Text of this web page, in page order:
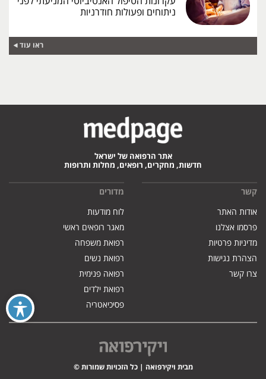
ניתוחים ופעולות חודרניות
ראו עוד
אתר הרפואה של ישראל
חדשות, מחקרים, רופאים, מחלות ותרופות
קשר
אודות האתר
פרסמו אצלנו
מדיניות פרטיות
הצהרת נגישות
צרו קשר
מדורים
לוח מודעות
מאגר רופאים ראשי
רפואת משפחה
רפואת נשים
רפואה פנימית
רפואת ילדים
פסיכיאטריה
מבית ויקירפואה | כל הזכויות שמורות ©